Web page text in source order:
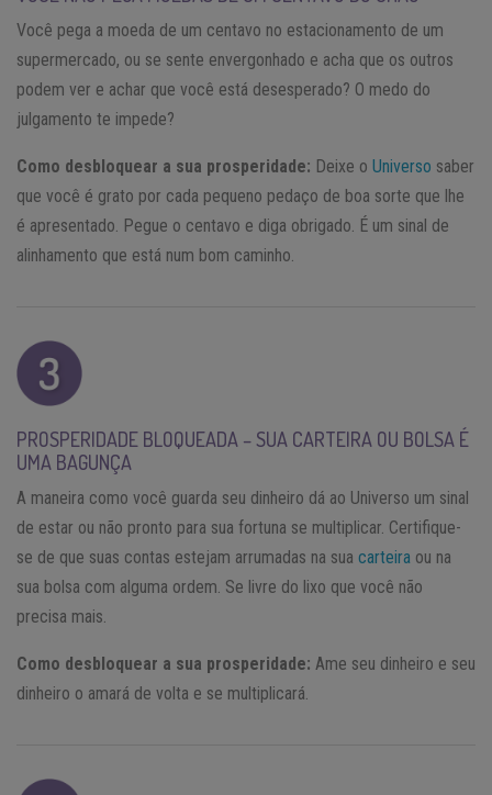
Você pega a moeda de um centavo no estacionamento de um
supermercado, ou se sente envergonhado e acha que os outros
podem ver e achar que você está desesperado? O medo do
julgamento te impede?
Como desbloquear a sua prosperidade: Deixe o Universo saber
que você é grato por cada pequeno pedaço de boa sorte que lhe
é apresentado. Pegue o centavo e diga obrigado. É um sinal de
alinhamento que está num bom caminho.
PROSPERIDADE BLOQUEADA – SUA CARTEIRA OU BOLSA É
UMA BAGUNÇA
A maneira como você guarda seu dinheiro dá ao Universo um sinal
de estar ou não pronto para sua fortuna se multiplicar. Certifique-
se de que suas contas estejam arrumadas na sua carteira ou na
sua bolsa com alguma ordem. Se livre do lixo que você não
precisa mais.
Como desbloquear a sua prosperidade: Ame seu dinheiro e seu
dinheiro o amará de volta e se multiplicará.